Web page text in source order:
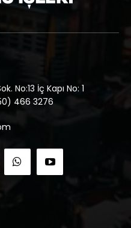
No:13 İç Kapı No: 1
466 3276